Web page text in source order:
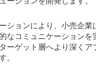
ションにより、小売企業
なコミュニケーションを
ーゲット層へより深く
。